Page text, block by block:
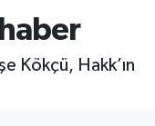
Kökçü, Hakk’ın